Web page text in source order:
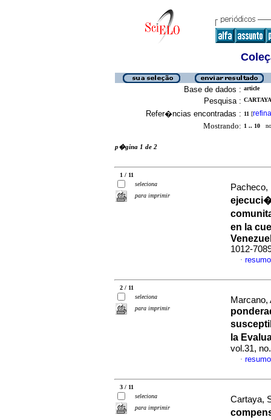
Base de dados : article
Pesquisa :
Refer�ncias encontradas : 11 [
Mostrando: 1 .. 10
p�gina 1 de 2
1 / 11
seleciona
para imprimir
en la
1012-
·
2 / 11
seleciona
para imprimir
la
vol.31,
·
3 / 11
seleciona
para imprimir
Cartaya,